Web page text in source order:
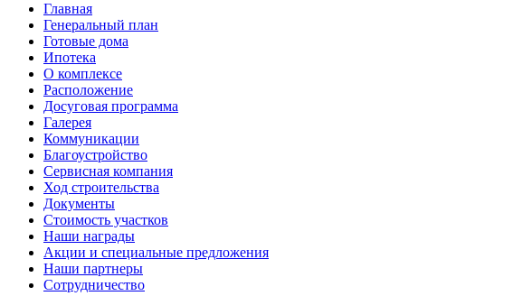
Главная
Генеральный план
Готовые дома
Ипотека
О комплексе
Расположение
Досуговая программа
Галерея
Коммуникации
Благоустройство
Сервисная компания
Ход строительства
Документы
Стоимость участков
Наши награды
Акции и специальные предложения
Наши партнеры
Сотрудничество